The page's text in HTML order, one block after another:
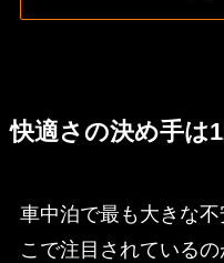
快適さの決め手は
車中泊で最も大きな
こで注目されている